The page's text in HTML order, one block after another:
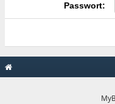
Passwort: